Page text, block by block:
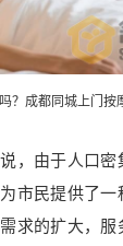
？成都同城上门按
，由于人口密
市民提供了
求的扩大，